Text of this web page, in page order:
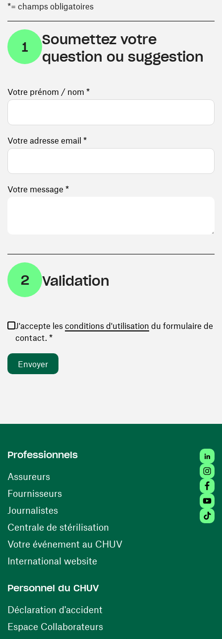
*= champs obligatoires
1
Soumettez votre
question ou suggestion
Votre prénom / nom *
Votre adresse email *
Votre message *
2 Validation
J'accepte les conditions d'utilisation (ouvre une
du formulaire de
contact. *
Professionnels
Assureurs
Fournisseurs(ouvre une nouvelle fenêtre)
Journalistes
Centrale de stérilisation (ouvre une nouvelle
Votre événement au CHUV(ouvre une nouvelle
International website
Personnel du CHUV
Déclaration d'accident
Espace Collaborateurs(ouvre une nouvelle fenêtre)